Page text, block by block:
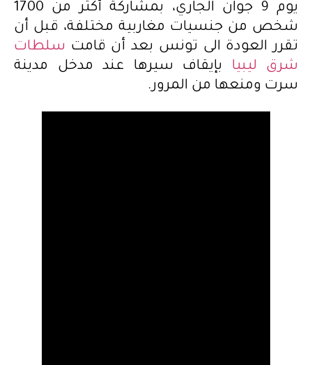
يوم 9 جوان الجاري، بمشاركة أكثر من 1700
شخص من جنسيات مغاربية مختلفة، قبل أن
تقرر العودة الى تونس بعد أن قامت سلطات
شرق ليبيا بإيقاف سيرها عند مدخل مدينة
سرت ومنعها من المرور.